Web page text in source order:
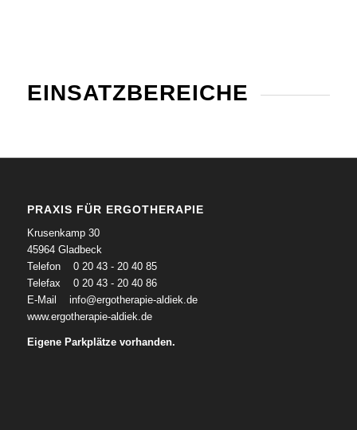
EINSATZBEREICHE
PRAXIS FÜR ERGOTHERAPIE
Krusenkamp 30
45964 Gladbeck
Telefon 0 20 43 - 20 40 85
Telefax 0 20 43 - 20 40 86
E-Mail info@ergotherapie-aldiek.de
www.ergotherapie-aldiek.de
Eigene Parkplätze vorhanden.